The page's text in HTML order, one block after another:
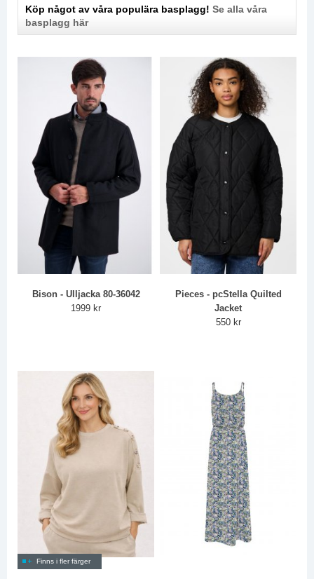
Köp något av våra populära basplagg! Se alla våra
basplagg här
Bison - Ulljacka 80-36042
1999 kr
Pieces - pcStella Quilted
Jacket
550 kr
Finns i fler färger